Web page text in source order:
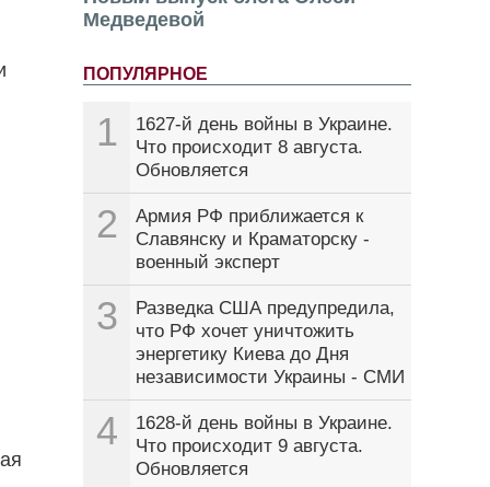
Медведевой
ПОПУЛЯРНОЕ
1
1627-й день войны в Украине.
Что происходит 8 августа.
Обновляется
2
Армия РФ приближается к
Славянску и Краматорску -
военный эксперт
3
Разведка США предупредила,
что РФ хочет уничтожить
энергетику Киева до Дня
независимости Украины - СМИ
4
1628-й день войны в Украине.
Что происходит 9 августа.
Обновляется